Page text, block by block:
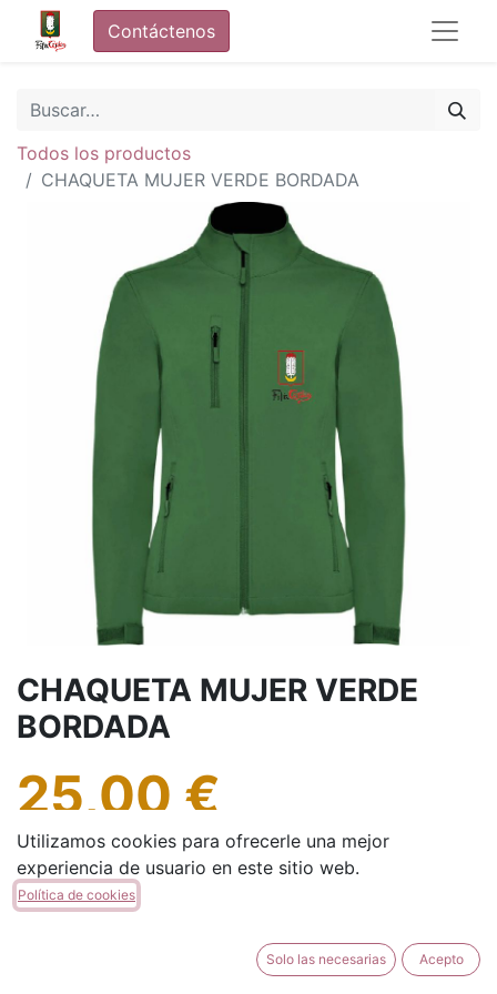
Contáctenos
Todos los productos
CHAQUETA MUJER VERDE BORDADA
CHAQUETA MUJER VERDE
BORDADA
25,00 €
TALLA
S M
Utilizamos cookies para ofrecerle una mejor
experiencia de usuario en este sitio web.
Política de cookies
Solo las necesarias Acepto